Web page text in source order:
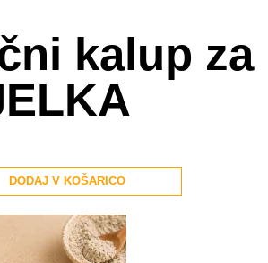
kalup za
DODAJ V KOŠARICO